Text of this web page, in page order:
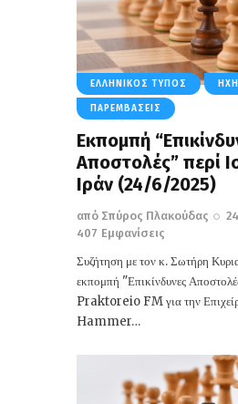
ΕΛΛΗΝΙΚΌΣ ΤΎΠΟΣ
ΠΑΡΕΜΒΆΣΕΙΣ
Εκπομπή
Αποστολές” περί
Ιράν (24/6/2025)
από Σπύρος Πλακούδας
407 Εμφανίσεις
Συζήτηση με τον κ. Σωτήρη
εκπομπή "Επικίνδυνες
Praktoreio FM για την
Hammer…